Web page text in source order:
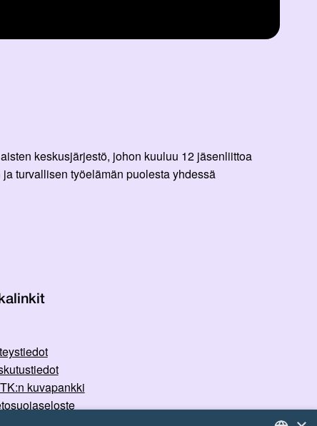
keskusjärjestö, johon kuuluu 12 jäsenliittoa
turvallisen työelämän puolesta yhdessä
kuvapankki